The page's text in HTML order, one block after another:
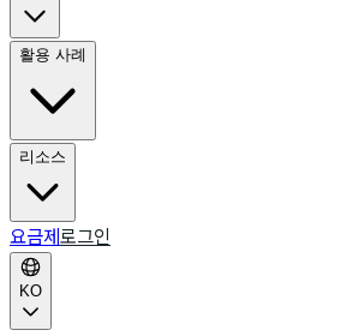
활용 사례
리소스
요금제 로그인
KO